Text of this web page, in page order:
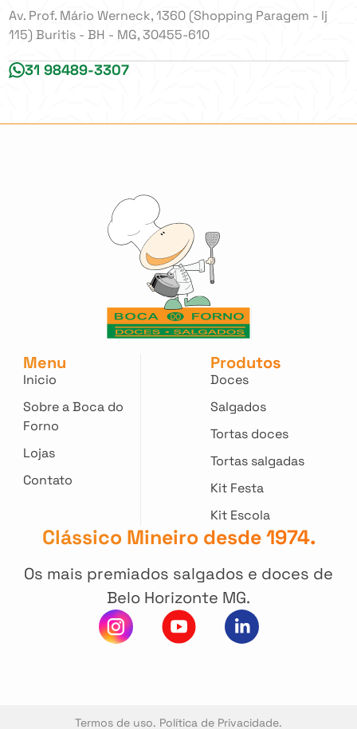
Av. Prof. Mário Werneck, 1360 (Shopping Paragem - lj
115) Buritis - BH - MG, 30455-610
31 98489-3307
Menu
Inicio
Sobre a Boca do
Forno
Lojas
Contato
Produtos
Doces
Salgados
Tortas doces
Tortas salgadas
Kit Festa
Kit Escola
Clássico Mineiro desde 1974.
Os mais premiados salgados e doces de
Belo Horizonte MG.
Termos de uso. Política de Privacidade.